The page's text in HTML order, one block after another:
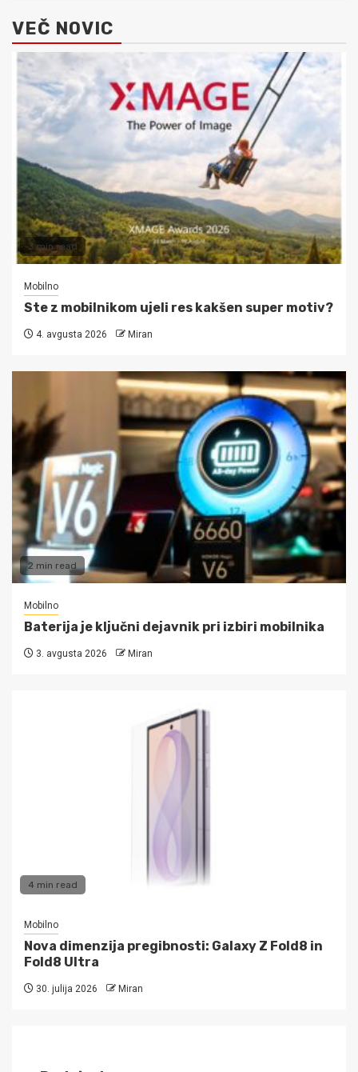
VEČ NOVIC
3 min read
Mobilno
Ste z mobilnikom ujeli res kakšen super motiv?
4. avgusta 2026 Miran
2 min read
Mobilno
Baterija je ključni dejavnik pri izbiri mobilnika
3. avgusta 2026 Miran
4 min read
Mobilno
Nova dimenzija pregibnosti: Galaxy Z Fold8 in
Fold8 Ultra
30. julija 2026 Miran